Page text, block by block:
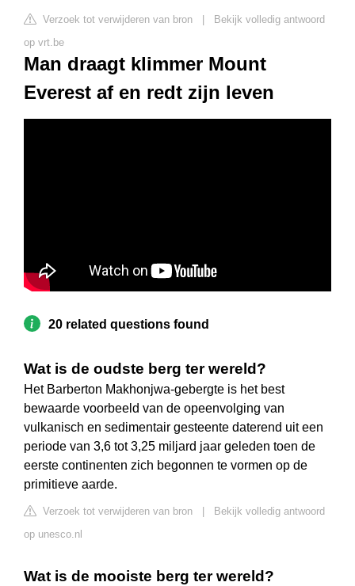
Verzoek tot verwijderen van bron
Bekijk volledig antwoord
op vrt.be
Man draagt klimmer Mount
Everest af en redt zijn leven
20 related questions found
Wat is de oudste berg ter wereld?
Het Barberton Makhonjwa-gebergte is het best
bewaarde voorbeeld van de opeenvolging van
vulkanisch en sedimentair gesteente daterend uit een
periode van 3,6 tot 3,25 miljard jaar geleden toen de
eerste continenten zich begonnen te vormen op de
primitieve aarde.
Verzoek tot verwijderen van bron
Bekijk volledig antwoord
op unesco.nl
Wat is de mooiste berg ter wereld?